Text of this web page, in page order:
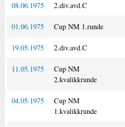
08.06.1975 2.div.avd.C
01.06.1975 Cup NM 1.runde
19.05.1975 2.div.avd.C
11.05.1975
Cup NM
2.kvalikkrunde
04.05.1975
Cup NM
1.kvalikkrunde